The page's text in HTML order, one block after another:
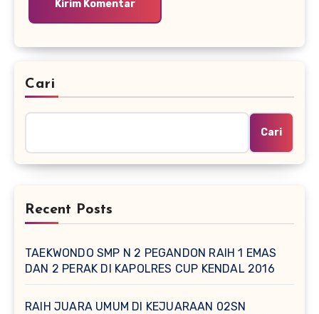
Cari
Cari
Recent Posts
TAEKWONDO SMP N 2 PEGANDON RAIH 1 EMAS
DAN 2 PERAK DI KAPOLRES CUP KENDAL 2016
RAIH JUARA UMUM DI KEJUARAAN 02SN